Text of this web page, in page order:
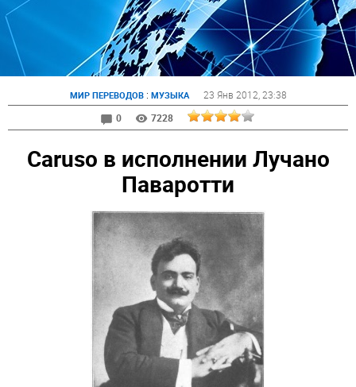
МИР ПЕРЕВОДОВ: МУЗЫКА 23 Янв 2012 , 23:38
0
7228
Caruso в исполнении Лучано
Паваротти